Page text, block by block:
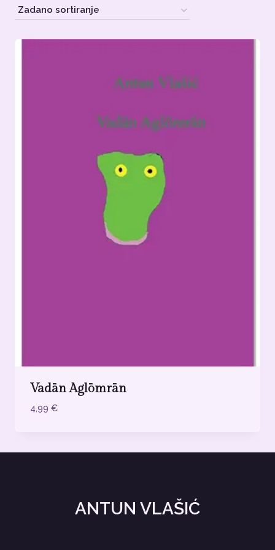
Vadān Aglōmrān
4,99 €
ANTUN VLAŠIĆ